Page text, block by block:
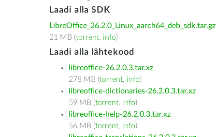
Laadi alla SDK
LibreOffice_26.2.0_Linux_aarch64_deb_sdk.tar.gz
21 MB (torrent, info)
Laadi alla lähtekood
libreoffice-26.2.0.3.tar.xz
278 MB (torrent, info)
libreoffice-dictionaries-26.2.0.3.tar.xz
59 MB (torrent, info)
libreoffice-help-26.2.0.3.tar.xz
56 MB (torrent, info)